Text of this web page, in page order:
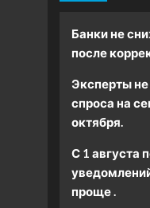
Банки не
после
Эксперты
спроса на
октября.
С 1 августа
проще .